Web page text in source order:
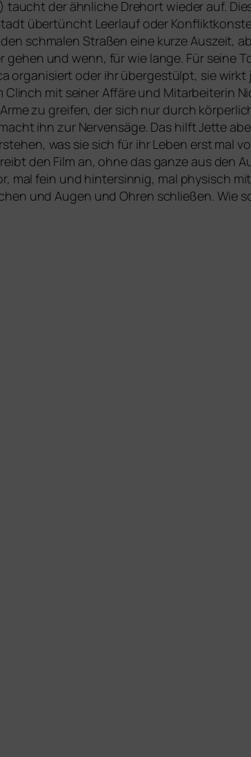
der ähn­li­che Drehort wie­der auf.
über­tüncht Leerlauf oder
schma­len Straßen eine kur­ze Auszeit,
gehen und wenn, für wie lan­ge. Für sei­ne
orga­ni­siert oder ihr über­ge­stülpt, sie wirkt
mit sei­ner Affäre und Mitarbeiterin
zu grei­fen, der sich nur durch
ihn zur Nervensäge. Das hilft Jette
was sie sich für ihr Leben erst mal
den Film an, ohne das gan­ze aus den
mal fein und hin­ter­sin­nig, mal phy­sisch
und Augen und Ohren schlie­ßen. Wie